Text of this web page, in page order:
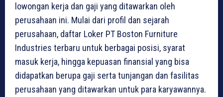
lowongan kerja dan gaji yang ditawarkan oleh
perusahaan ini. Mulai dari profil dan sejarah
perusahaan, daftar Loker PT Boston Furniture
Industries terbaru untuk berbagai posisi, syarat
masuk kerja, hingga kepuasan finansial yang bisa
didapatkan berupa gaji serta tunjangan dan fasilitas
perusahaan yang ditawarkan untuk para karyawannya.